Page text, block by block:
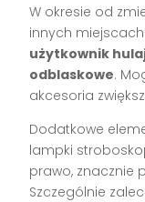
W okresie od
innych
użytkownik
odblaskowe.
akcesoria
Dodatkowe
lampki
prawo, znacznie
Szczególnie